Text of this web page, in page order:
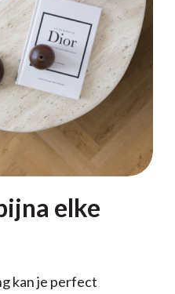
elke
kan je perfect